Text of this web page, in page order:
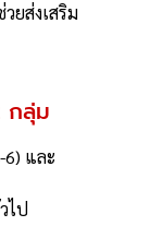
ยส่งเสริม
กลุ่ม
และ
ไป